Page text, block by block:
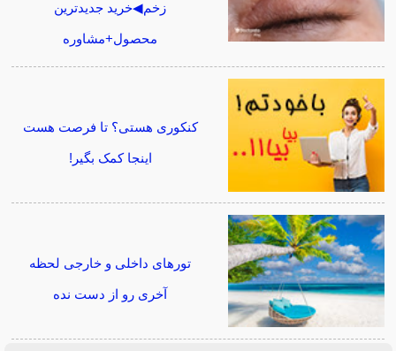
زخم◀خرید جدیدترین
محصول+مشاوره
کنکوری هستی؟ تا فرصت هست
اینجا کمک بگیر!
تورهای داخلی و خارجی لحظه
آخری رو از دست نده